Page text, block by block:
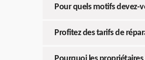
Pour quels motifs devez-
Profitez des tarifs de